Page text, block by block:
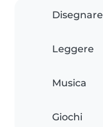
Disegnare
Leggere
Musica
Giochi